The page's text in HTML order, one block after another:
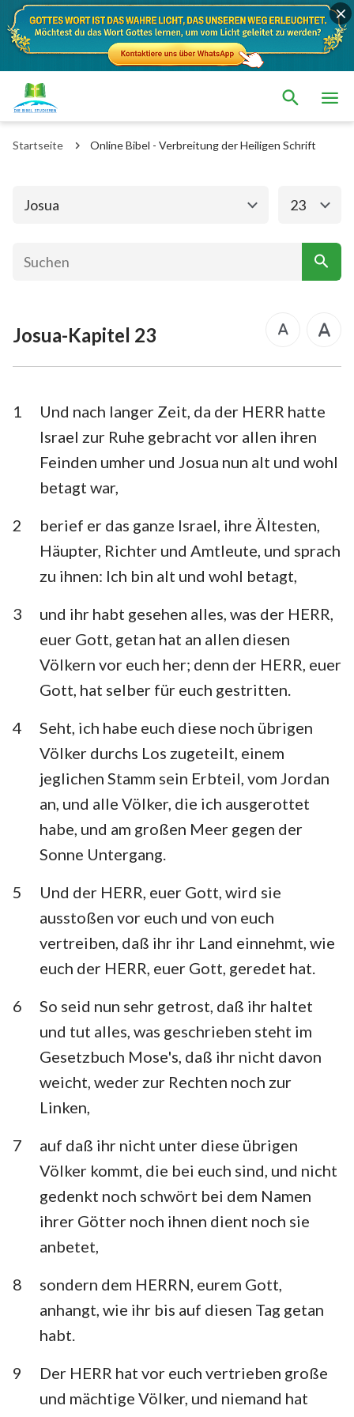
Startseite Online Bibel - Verbreitung der Heiligen Schrift
Josua
Das alte Testament Das neue Testament
1. Mose 2. Mose
1.Samuel
1. Chronik
Esra Nehemia
Esther Hiob
Psalm Sprüche
Klagelieder Hesekiel
Daniel Hosea
Joel Amos
Obadja Jona
Micha Nahum
Habakuk Zephanja
Haggai Sacharja
Maleachi
23
Josua-Kapitel 23
1
Und nach langer Zeit, da der HERR hatte
Israel zur Ruhe gebracht vor allen ihren
Feinden umher und Josua nun alt und wohl
betagt war,
2
berief er das ganze Israel, ihre Ältesten,
Häupter, Richter und Amtleute, und sprach
zu ihnen: Ich bin alt und wohl betagt,
3
und ihr habt gesehen alles, was der HERR,
euer Gott, getan hat an allen diesen
Völkern vor euch her; denn der HERR, euer
Gott, hat selber für euch gestritten.
4
Seht, ich habe euch diese noch übrigen
Völker durchs Los zugeteilt, einem
jeglichen Stamm sein Erbteil, vom Jordan
an, und alle Völker, die ich ausgerottet
habe, und am großen Meer gegen der
Sonne Untergang.
5
Und der HERR, euer Gott, wird sie
ausstoßen vor euch und von euch
vertreiben, daß ihr ihr Land einnehmt, wie
euch der HERR, euer Gott, geredet hat.
6
So seid nun sehr getrost, daß ihr haltet
und tut alles, was geschrieben steht im
Gesetzbuch Mose's, daß ihr nicht davon
weicht, weder zur Rechten noch zur
Linken,
7
auf daß ihr nicht unter diese übrigen
Völker kommt, die bei euch sind, und nicht
gedenkt noch schwört bei dem Namen
ihrer Götter noch ihnen dient noch sie
anbetet,
8
sondern dem HERRN, eurem Gott,
anhangt, wie ihr bis auf diesen Tag getan
habt.
9
Der HERR hat vor euch vertrieben große
und mächtige Völker, und niemand hat